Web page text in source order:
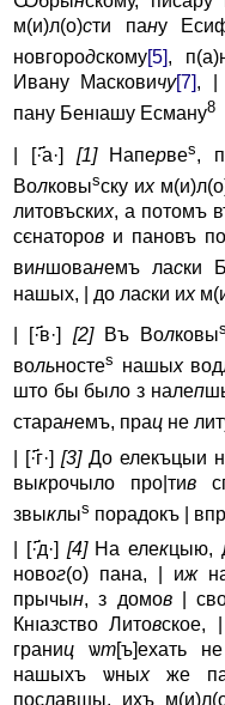
м(и)л(о)сти пану
новгородскому [5] ,
Ивану Масковичу[7] , |
пану Бенıaшу Есманy8
| [·҃а·] [1] Напервеs,
Волковыsску их
литовъских, а потомъ
сєнаторов и пановъ
виншованемъ ласки
нашых, | до ласки их
| [·҃в·] [2] Въ Волковыs
вольностеs нашых
што бы было з налеп
старанемъ, прац не
| [·҃г·][3]До елекъцыи
выкрочыло про|тив
звыклыs порадокъ |
| [·҃д·] [4] На елекцыю,
новог(о) пана, | иж
прычын, з домов|
Кнıaзство Литовское,
границ ѡт[ъ]ехать
нашыхъ ѡныхже
пославшы, ихъ